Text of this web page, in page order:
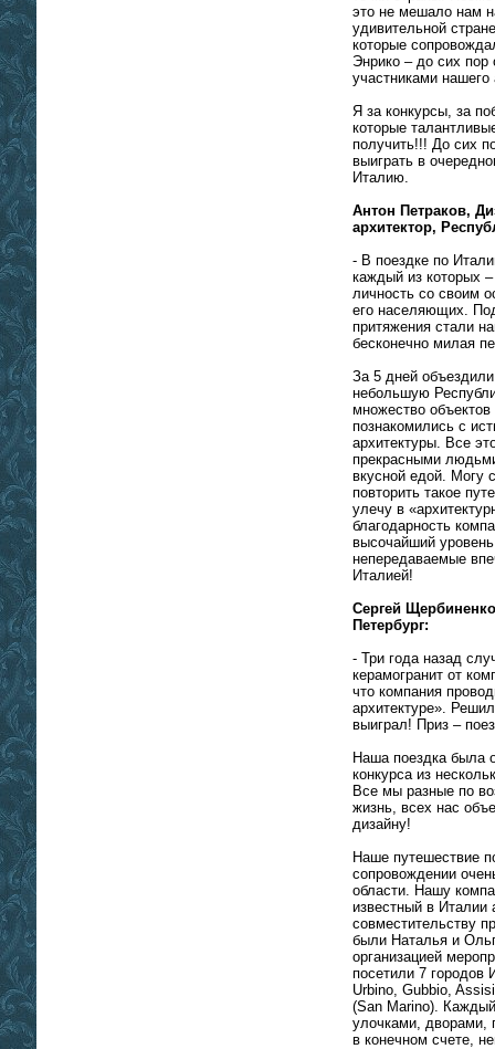
это не мешало нам
удивительной
которые
Энрико – до сих
участниками нашего
Я за конкурсы, за
которые
получить!!! До сих
выиграть в
Италию.
Антон Петраков,
архитектор,
- В поездке по
каждый из которых –
личность со своим
его населяющих.
притяжения стали
бесконечно милая
За 5 дней
небольшую
множество
познакомились с
архитектуры. Все
прекрасными
вкусной едой. Могу
повторить такое
улечу в
благодарность
высочайший
непередаваемые
Италией!
Сергей
Петербург:
- Три года назад
керамогранит от
что компания
архитектуре».
выиграл! Приз –
Наша поездка была
конкурса из
Все мы разные по
жизнь, всех нас
дизайну!
Наше путешествие
сопровождении
области. Нашу
известный в Италии
совместительству
были Наталья и
организацией
посетили 7 городов
Urbino, Gubbio,
(San Marino).
улочками, дворами,
в конечном счете,